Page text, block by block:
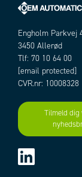
Engholm Parkvej
3450 Allerød
Tlf: 70 10 64 00
[email protected]
CVR.nr: 10008328
Tilmeld dig